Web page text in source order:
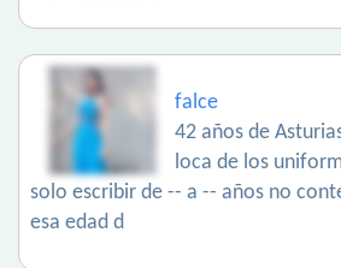
falce
42 años de
loca de los
solo escribir de -- a -- años no
esa edad d